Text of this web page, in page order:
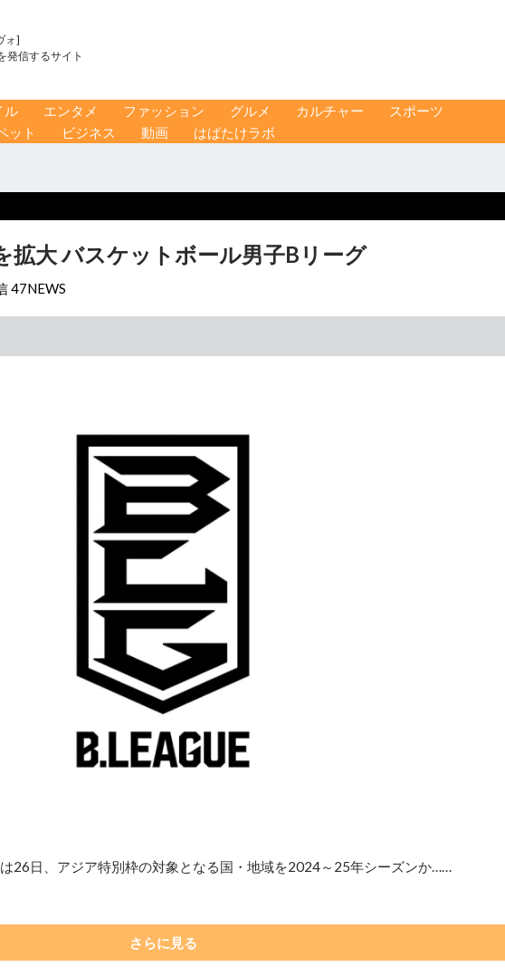
ォ]
発信するサイト
ル エンタメ ファッション グルメ カルチャー
スポーツ
ット ビジネス 動画 はばたけラボ
拡大 バスケットボール男子Bリーグ
47NEWS
26日、アジア特別枠の対象となる国・地域を2024～25年シーズンか……
さらに見る